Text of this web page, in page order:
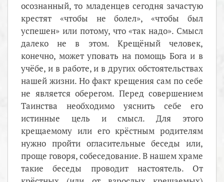
осознанный, то младенцев сегодня зачастую
крестят «чтобы не болел», «чтобы был
успешен» или потому, что «так надо». Смысл
далеко не в этом. Крещёный человек,
конечно, может уповать на помощь Бога и в
учёбе, и в работе, и в других обстоятельствах
нашей жизни. Но факт крещения сам по себе
не является оберегом. Перед совершением
Таинства необходимо уяснить себе его
истинные цель и смысл. Для этого
крещаемому или его крёстным родителям
нужно пройти огласительные беседы или,
проще говоря, собеседование. В нашем храме
такие беседы проводит настоятель. От